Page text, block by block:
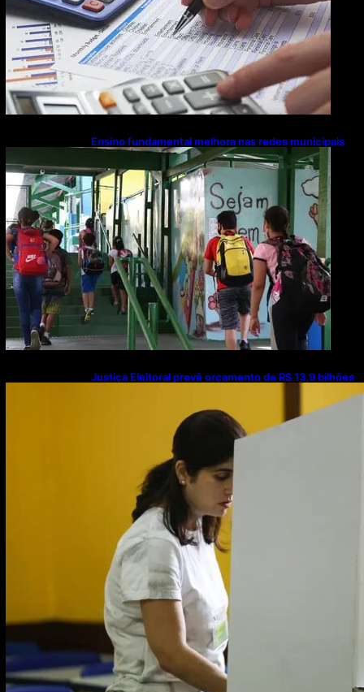
Ensino fundamental melhora nas redes municipais
Justiça Eleitoral prevê orçamento de R$ 13,9 bilhões